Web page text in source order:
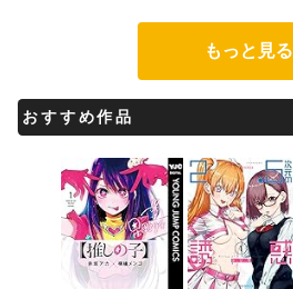
もっと見る
おすすめ作品